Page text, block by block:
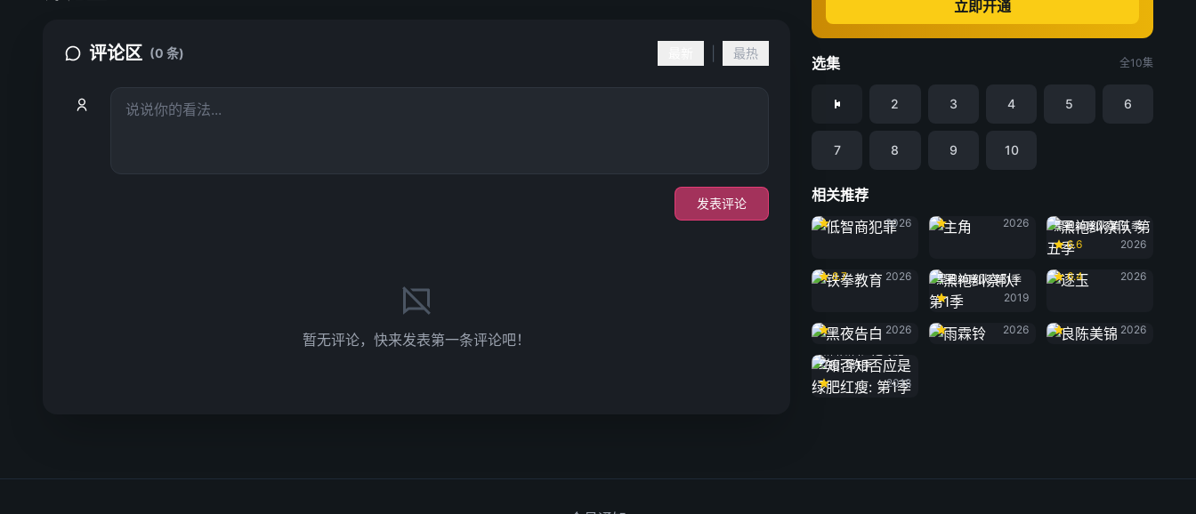
立即开通
选集 全10集
2 3 4 5 6
7 8 9 10
相关推荐
低智商犯罪
2026
2026
黑袍纠察队 第五季
6.6
2026
8.7
2026
黑袍纠察队: 第1季
2019
逐玉
6.4
2026
2026
雨霖铃
2026
2026
红瘦: 第1季
2018
评论区 (0 条) 最热
发表评论
暂无评论，快来发表第一条评论吧！